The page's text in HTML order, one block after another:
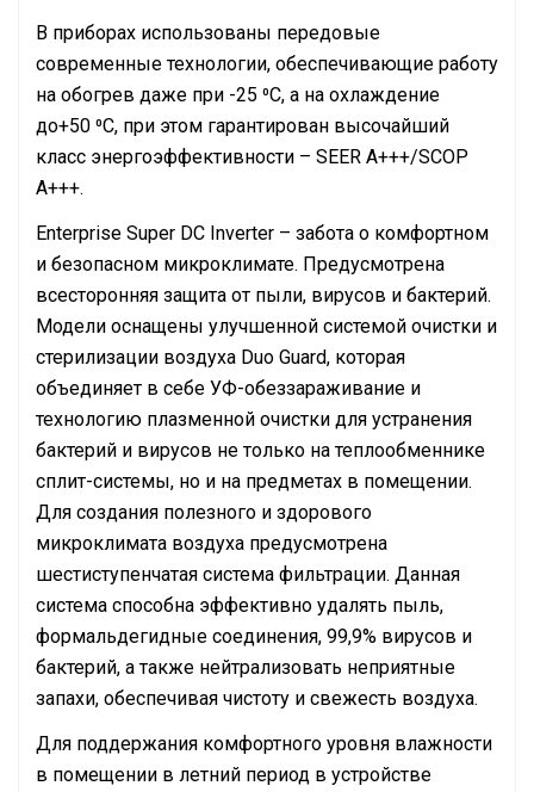
В приборах использованы передовые
современные технологии, обеспечивающие работу
на обогрев даже при -25 ⁰С, а на охлаждение
до+50 ⁰С, при этом гарантирован высочайший
класс энергоэффективности – SEER A+++/SCOP
A+++.
Enterprise Super DC Inverter – забота о комфортном
и безопасном микроклимате. Предусмотрена
всесторонняя защита от пыли, вирусов и бактерий.
Модели оснащены улучшенной системой очистки и
стерилизации воздуха Duo Guard, которая
объединяет в себе УФ-обеззараживание и
технологию плазменной очистки для устранения
бактерий и вирусов не только на теплообменнике
сплит-системы, но и на предметах в помещении.
Для создания полезного и здорового
микроклимата воздуха предусмотрена
шестиступенчатая система фильтрации. Данная
система способна эффективно удалять пыль,
формальдегидные соединения, 99,9% вирусов и
бактерий, а также нейтрализовать неприятные
запахи, обеспечивая чистоту и свежесть воздуха.
Для поддержания комфортного уровня влажности
в помещении в летний период в устройстве